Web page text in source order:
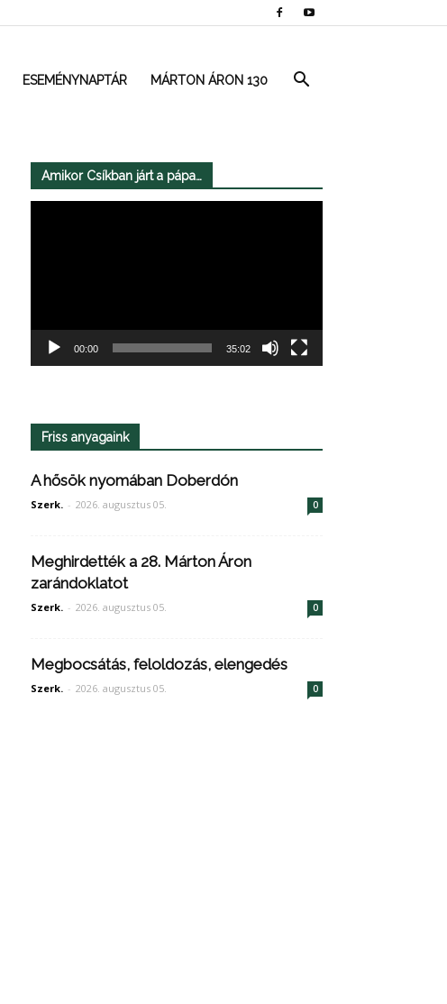
ESEMÉNYNAPTÁR MÁRTON ÁRON 130
Amikor Csíkban járt a pápa…
00:00 35:02
Friss anyagaink
A hősök nyomában Doberdón
Szerk. - 2026. augusztus 05. 0
Meghirdették a 28. Márton Áron
zarándoklatot
Szerk. - 2026. augusztus 05. 0
Megbocsátás, feloldozás, elengedés
Szerk. - 2026. augusztus 05. 0